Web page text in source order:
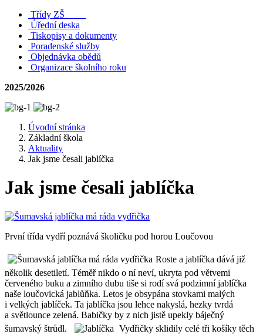
Třídy ZŠ
Úřední deska
Tiskopisy a dokumenty
Poradenské služby
Objednávka obědů
Organizace školního roku
2025/2026
Úvodní stránka
Základní škola
Aktuality
Jak jsme česali jablíčka
Jak jsme česali jablíčka
První třída vydří poznává školičku pod horou Loučovou
Roste a jablíčka dává již
několik desetiletí. Téměř nikdo o ní neví, ukryta pod větvemi
červeného buku a zimního dubu tiše si rodí svá podzimní jablíčka
naše loučovická jablůňka. Letos je obsypána stovkami malých
i velkých jablíček. Ta jablíčka jsou lehce nakyslá, hezky tvrdá
a světlounce zelená. Babičky by z nich jistě upekly báječný
šumavský štrůdl.
Vydřičky sklidily celé tři košíky těch